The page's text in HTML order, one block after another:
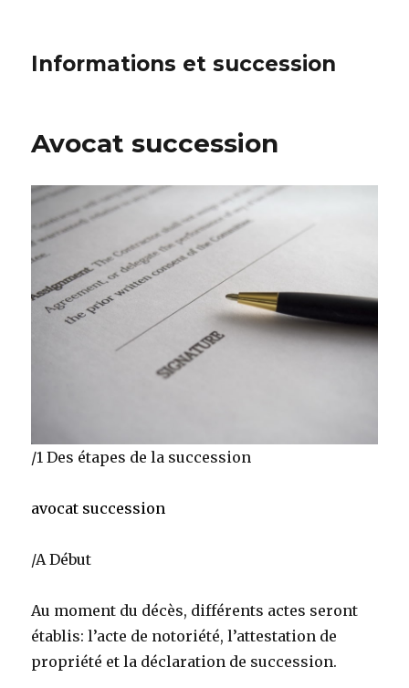
Informations et succession
Avocat succession
/1 Des étapes de la succession
avocat succession
/A Début
Au moment du décès, différents actes seront
établis: l’acte de notoriété, l’attestation de
propriété et la déclaration de succession.